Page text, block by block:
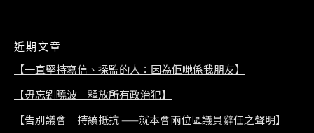
近期文章
【一直堅持寫信、探監的人：因為佢哋係我朋友】
【毋忘劉曉波 釋放所有政治犯】
【告別議會 持續抵抗 ——就本會兩位區議員辭任之聲明】